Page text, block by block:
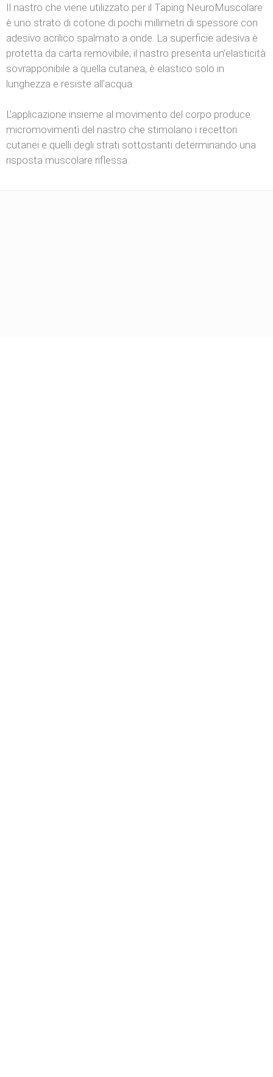
Il nastro che viene utilizzato per il Taping NeuroMuscolare
è uno strato di cotone di pochi millimetri di spessore con
adesivo acrilico spalmato a onde. La superficie adesiva è
protetta da carta removibile; il nastro presenta un’elasticità
sovrapponibile a quella cutanea, è elastico solo in
lunghezza e resiste all’acqua.
L’applicazione insieme al movimento del corpo produce
micromovimentì del nastro che stimolano i recettori
cutanei e quelli degli strati sottostanti determinando una
risposta muscolare riflessa.